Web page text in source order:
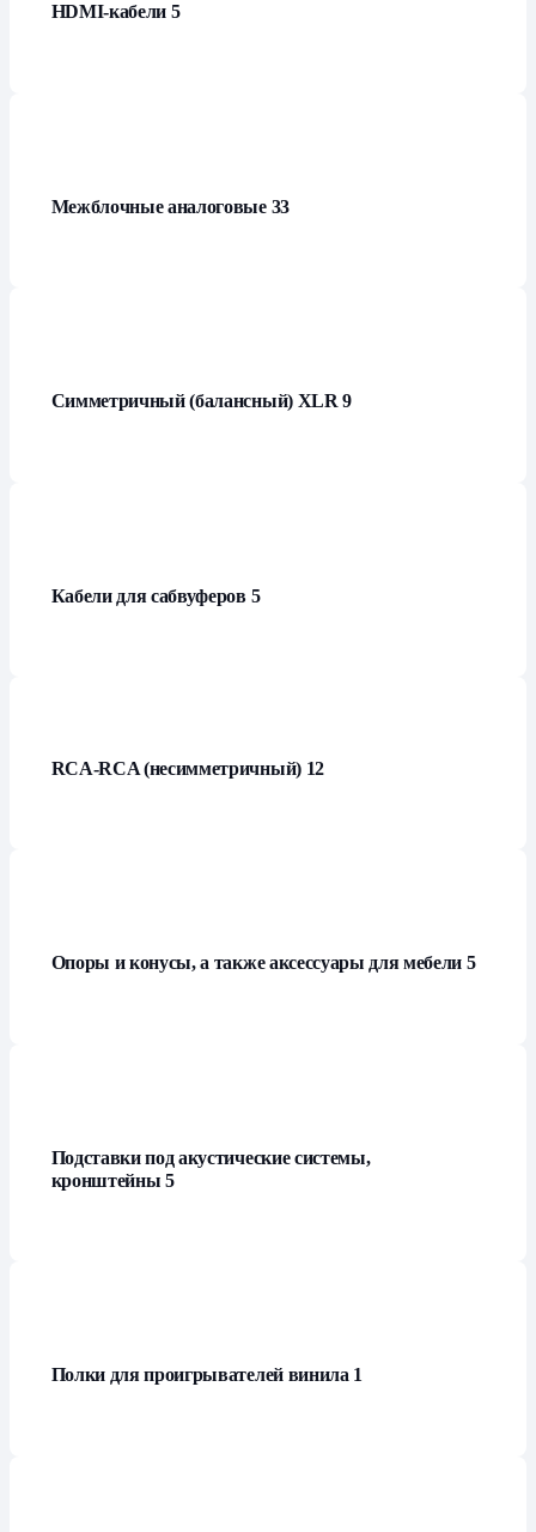
HDMI-кабели 5
Межблочные аналоговые 33
Симметричный (балансный) XLR9
Кабели для сабвуферов 5
RCA-RCA (несимметричный) 12
Опоры и конусы, а также аксессуары для мебели 5
Подставки под акустические системы,
кронштейны5
Полки для проигрывателей винила 1